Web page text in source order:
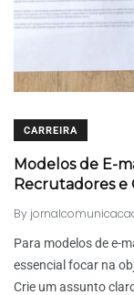
CARREIRA
Modelos de E-
Recrutadores e
By
Para modelos de e-
essencial focar na
Crie um assunto